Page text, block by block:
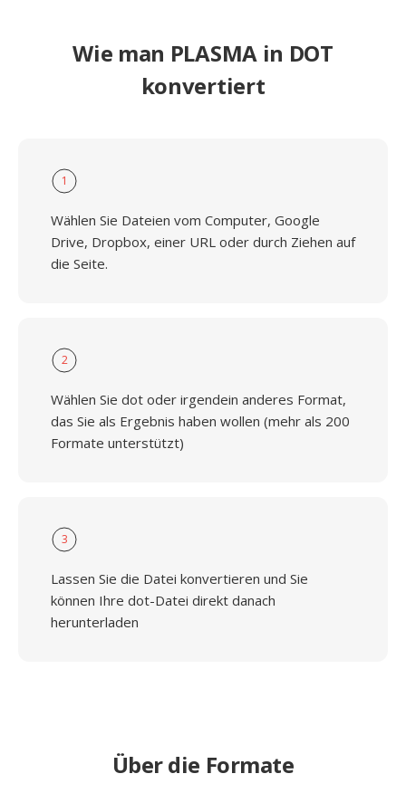
Wie man PLASMA in DOT
konvertiert
1
Wählen Sie Dateien vom Computer, Google
Drive, Dropbox, einer URL oder durch Ziehen auf
die Seite.
2
Wählen Sie dot oder irgendein anderes Format,
das Sie als Ergebnis haben wollen (mehr als 200
Formate unterstützt)
3
Lassen Sie die Datei konvertieren und Sie
können Ihre dot-Datei direkt danach
herunterladen
Über die Formate